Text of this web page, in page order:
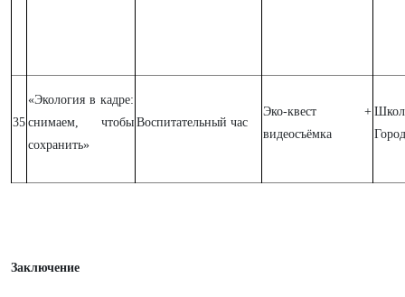
35
«Экология в кадре:
снимаем, чтобы
сохранить»
Воспитательный час
Эко-квест +
видеосъёмка
Заключение